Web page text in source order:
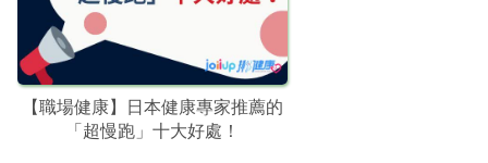
【職場健康】日本健康專家推薦的
「超慢跑」十大好處！